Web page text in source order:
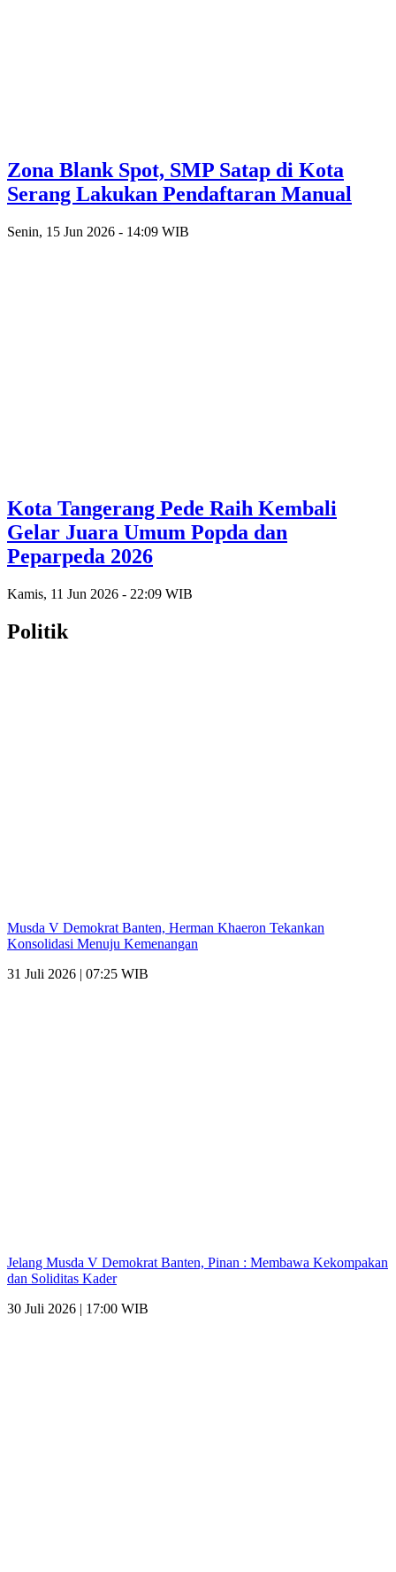
Zona Blank Spot, SMP Satap di Kota
Serang Lakukan Pendaftaran Manual
Senin, 15 Jun 2026 - 14:09 WIB
Kota Tangerang Pede Raih Kembali
Gelar Juara Umum Popda dan
Peparpeda 2026
Kamis, 11 Jun 2026 - 22:09 WIB
Politik
Musda V Demokrat Banten, Herman Khaeron Tekankan
Konsolidasi Menuju Kemenangan
31 Juli 2026 | 07:25 WIB
Jelang Musda V Demokrat Banten, Pinan : Membawa Kekompakan
dan Soliditas Kader
30 Juli 2026 | 17:00 WIB